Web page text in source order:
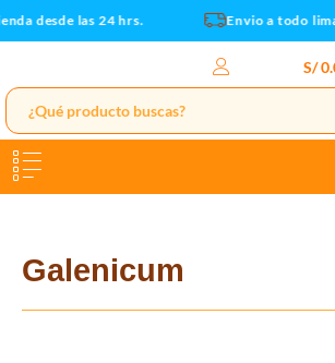
Ir
al
desde las 24 hrs. Envio a todo
S/
Galenicum